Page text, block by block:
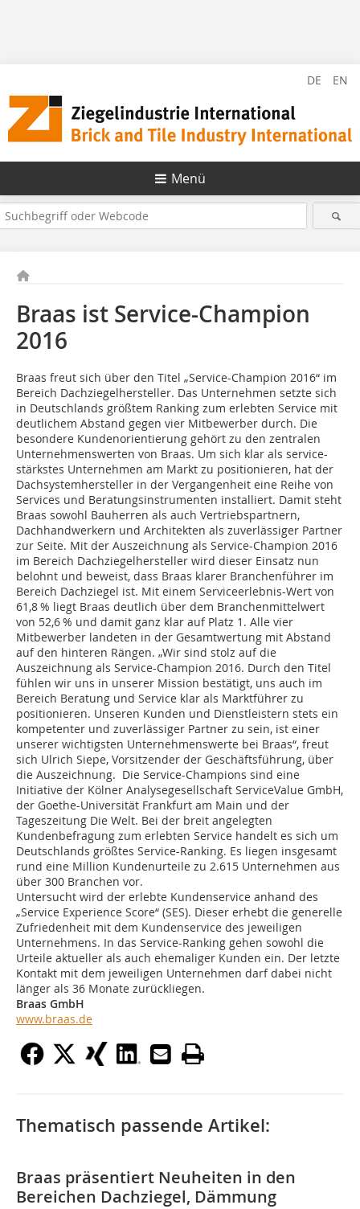
DE EN
Menü
Braas ist Service-Champion
2016
Braas freut sich über den Titel „Service-Champion 2016“ im
Bereich Dachziegelhersteller. Das Unternehmen setzte sich
in Deutschlands größtem Ranking zum erlebten Service mit
deutlichem Abstand gegen vier Mitbewerber durch. Die
besondere Kundenorientierung gehört zu den zentralen
Unternehmenswerten von Braas. Um sich klar als service-
stärkstes Unternehmen am Markt zu positionieren, hat der
Dachsystemhersteller in der Vergangenheit eine Reihe von
Services und Beratungsinstrumenten installiert. Damit steht
Braas sowohl Bauherren als auch Vertriebspartnern,
Dachhandwerkern und Architekten als zuverlässiger Partner
zur Seite. Mit der Auszeichnung als Service-Champion 2016
im Bereich Dachziegelhersteller wird dieser Einsatz nun
belohnt und beweist, dass Braas klarer Branchenführer im
Bereich Dachziegel ist. Mit einem Serviceerlebnis-Wert von
61,8 % liegt Braas deutlich über dem Branchenmittelwert
von 52,6 % und damit ganz klar auf Platz 1. Alle vier
Mitbewerber landeten in der Gesamtwertung mit Abstand
auf den hinteren Rängen. „Wir sind stolz auf die
Auszeichnung als Service-Champion 2016. Durch den Titel
fühlen wir uns in unserer Mission bestätigt, uns auch im
Bereich Beratung und Service klar als Marktführer zu
positionieren. Unseren Kunden und Dienstleistern stets ein
kompetenter und zuverlässiger Partner zu sein, ist einer
unserer wichtigsten Unternehmenswerte bei Braas“, freut
sich Ulrich Siepe, Vorsitzender der Geschäftsführung, über
die Auszeichnung. Die Service-Champions sind eine
Initiative der Kölner Analysegesellschaft ServiceValue GmbH,
der Goethe-Universität Frankfurt am Main und der
Tageszeitung Die Welt. Bei der breit angelegten
Kundenbefragung zum erlebten Service handelt es sich um
Deutschlands größtes Service-Ranking. Es liegen insgesamt
rund eine Million Kundenurteile zu 2.615 Unternehmen aus
über 300 Branchen vor.
Untersucht wird der erlebte Kundenservice anhand des
„Service Experience Score“ (SES). Dieser erhebt die generelle
Zufriedenheit mit dem Kundenservice des jeweiligen
Unternehmens. In das Service-Ranking gehen sowohl die
Urteile aktueller als auch ehemaliger Kunden ein. Der letzte
Kontakt mit dem jeweiligen Unternehmen darf dabei nicht
länger als 36 Monate zurückliegen.
Braas GmbH
www.braas.de
Thematisch passende Artikel:
Braas präsentiert Neuheiten in den
Bereichen Dachziegel, Dämmung